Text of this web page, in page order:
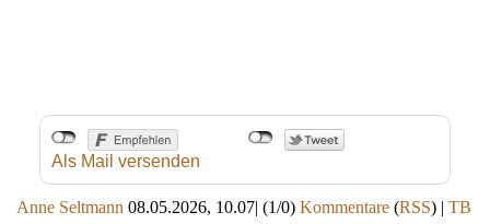
Als Mail versenden
Anne Seltmann 08.05.2026, 10.07| (1/0) Kommentare (RSS) | TB